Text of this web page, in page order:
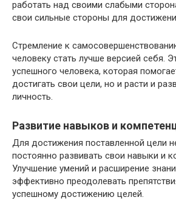
работать над своими слабыми
свои сильные стороны для
Стремление к
человеку стать лучше версией себя.
успешного человека, которая
достигать свои цели, но и расти и
личность.
Развитие навыков и
Для достижения поставленной цели
постоянно развивать свои навыки и
Улучшение умений и расширение
эффективно преодолевать
успешному достижению целей.